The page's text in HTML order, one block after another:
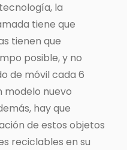
la
tiene que
tienen que
posible, y no
de móvil cada 6
modelo nuevo
hay que
de estos objetos
reciclables en su